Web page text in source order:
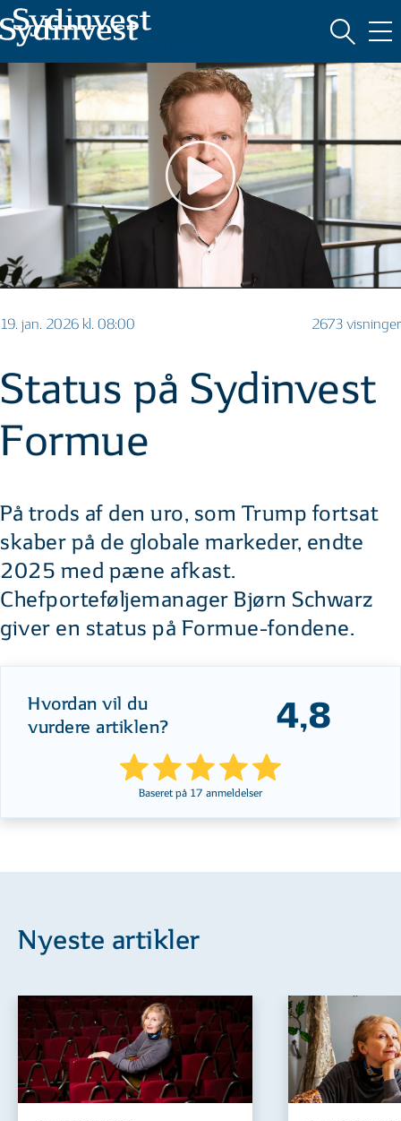
MARKEDSFØRINGSMATERIALE
19. jan. 2026 kl. 08:00 2673 visninger
Status på Sydinvest
Formue
På trods af den uro, som Trump fortsat
skaber på de globale markeder, endte
2025 med pæne afkast.
Chefporteføljemanager Bjørn Schwarz
giver en status på Formue-fondene.
Hvordan vil du
vurdere artiklen?
4,8
Baseret på 17 anmeldelser
Nyeste artikler